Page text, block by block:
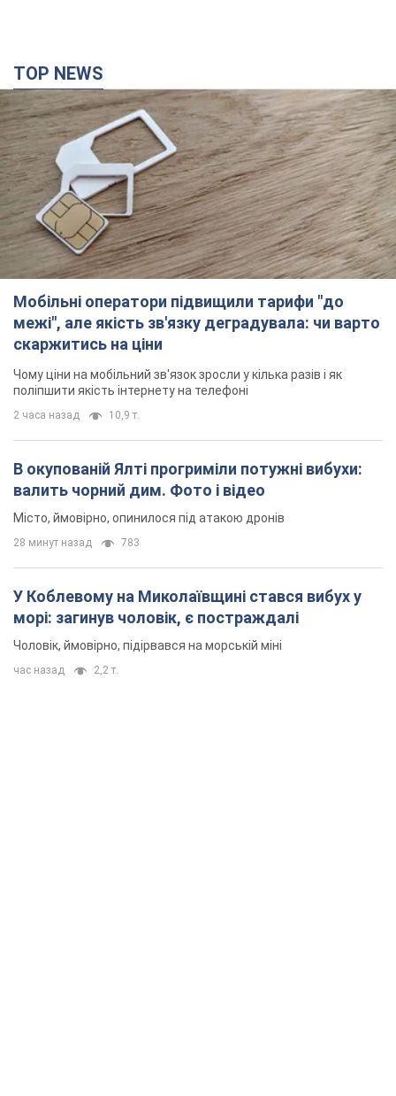
TOP NEWS
Мобільні оператори підвищили тарифи "до
межі", але якість зв'язку деградувала: чи варто
скаржитись на ціни
Чому ціни на мобільний зв'язок зросли у кілька разів і як
поліпшити якість інтернету на телефоні
2 часа назад 10,9 т.
В окупованій Ялті прогриміли потужні вибухи:
валить чорний дим. Фото і відео
Місто, ймовірно, опинилося під атакою дронів
28 минут назад 783
У Коблевому на Миколаївщині стався вибух у
морі: загинув чоловік, є постраждалі
Чоловік, ймовірно, підірвався на морській міні
час назад 2,2 т.